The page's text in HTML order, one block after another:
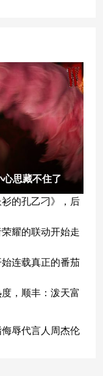
思藏不住了
的孔乙刁》，后
耀的联动开始走
连载真正的番茄
，顺丰：泼天富
辱代言人周杰伦